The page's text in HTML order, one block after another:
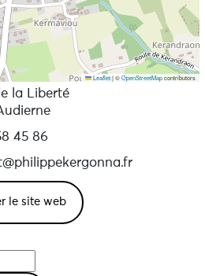
Leaflet |©OpenStreetMapcontributors
la Liberté
45 86
le site web